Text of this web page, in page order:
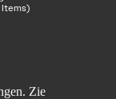
Items)
Zie